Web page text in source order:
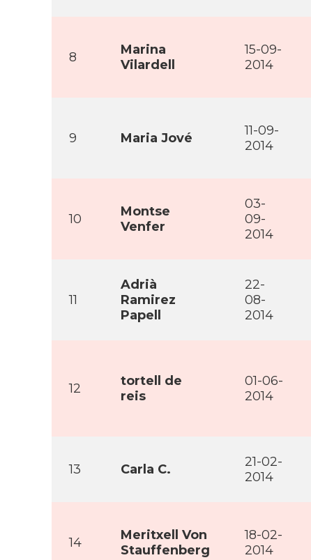
8
Marina
Vilardell
15-09-
2014
9 Maria Jové
11-09-
2014
10
Montse
Venfer
03-
09-
2014
11
Adrià
Ramirez
Papell
22-
08-
2014
12
tortell de
reis
01-06-
2014
13 Carla C.
21-02-
2014
14
Meritxell Von
Stauffenberg
18-02-
2014